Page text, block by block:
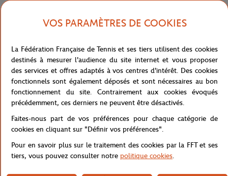
Caractéristiques
Livraison et retours
VOS PARAMÈTRES DE COOKIES
La Fédération Française de Tennis et ses tiers utilisent des cookies
destinés à mesurer l'audience du site internet et vous proposer
des services et offres adaptés à vos centres d'intérêt. Des cookies
fonctionnels sont également déposés et sont nécessaires au bon
fonctionnement du site. Contrairement aux cookies évoqués
précédemment, ces derniers ne peuvent être désactivés.
Faites-nous part de vos préférences pour chaque catégorie de
cookies en cliquant sur "Définir vos préférences".
Pour en savoir plus sur le traitement des cookies par la FFT et ses
tiers, vous pouvez consulter notre politique cookies.